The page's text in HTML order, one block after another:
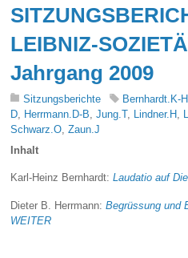
LEIBNIZ-
Jahrgang 2009
Sitzungsberichte Bernhardt.K-H
D Herrmann.D-B ,Jung.T, Lindner.H
Schwarz.O ,Zaun.J
Inhalt
Karl-Heinz Bernhardt:Laudatio auf
Dieter B. Herrmann:Begrüssung und
WEITER